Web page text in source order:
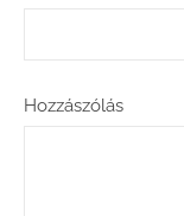
Hozzászólás